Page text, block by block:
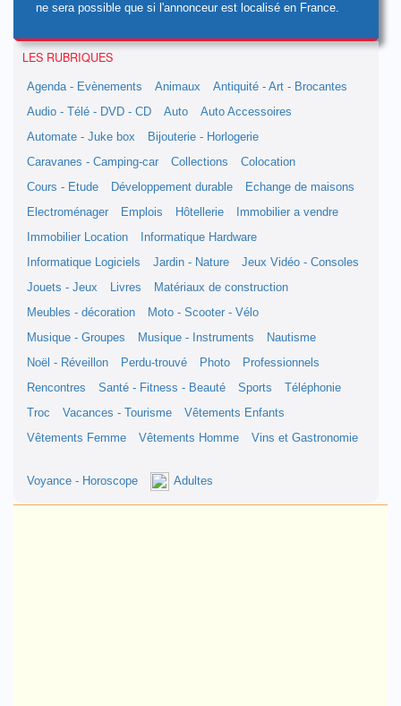
ne sera possible que si l'annonceur est localisé en France.
LES RUBRIQUES
Agenda - Evènements Animaux
Antiquité - Art - Brocantes
Audio - Télé - DVD - CD
Auto
Auto Accessoires
Automate - Juke box
Bijouterie - Horlogerie
Caravanes - Camping-car
Collections
Colocation
Cours - Etude
Développement durable
Echange de maisons
Electroménager
Emplois Hôtellerie
Immobilier a vendre
Immobilier Location
Informatique Hardware
Informatique Logiciels
Jardin - Nature
Jeux Vidéo - Consoles
Jouets - Jeux
Livres
Matériaux de construction
Meubles - décoration
Moto - Scooter - Vélo
Musique - Groupes
Musique - Instruments
Nautisme
Noël - Réveillon
Perdu-trouvé Photo
Professionnels
Rencontres
Santé - Fitness - Beauté Sports
Téléphonie
Troc
Vacances - Tourisme
Vêtements Enfants
Vêtements Femme
Vêtements Homme Vins et Gastronomie
Voyance - Horoscope Adultes